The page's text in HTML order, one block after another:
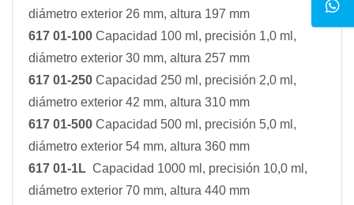
diámetro exterior 26 mm, altura 197 mm
617 01-100 Capacidad 100 ml, precisión 1,0 ml,
diámetro exterior 30 mm, altura 257 mm
617 01-250 Capacidad 250 ml, precisión 2,0 ml,
diámetro exterior 42 mm, altura 310 mm
617 01-500 Capacidad 500 ml, precisión 5,0 ml,
diámetro exterior 54 mm, altura 360 mm
617 01-1L Capacidad 1000 ml, precisión 10,0 ml,
diámetro exterior 70 mm, altura 440 mm